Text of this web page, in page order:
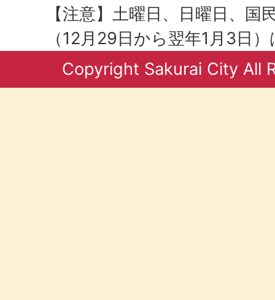
【注意】土曜日、日曜日、国
（12月29日から翌年1月3日
Copyright Sakurai City All